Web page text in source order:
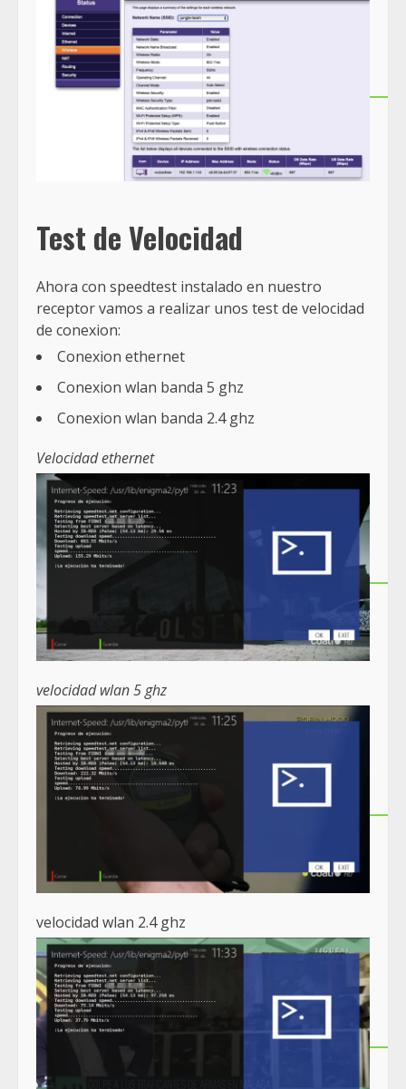
Test de Velocidad
Ahora con speedtest instalado en nuestro
receptor vamos a realizar unos test de velocidad
de conexion:
Conexion ethernet
Conexion wlan banda 5 ghz
Conexion wlan banda 2.4 ghz
Velocidad ethernet
velocidad wlan 5 ghz
velocidad wlan 2.4 ghz